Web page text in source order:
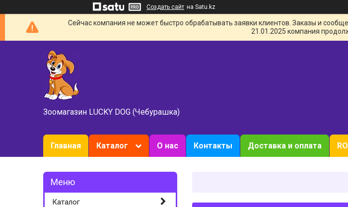
Создать сайт на Satu.kz
Сейчас компания не может быстро обрабатывать заявки клиентов. Заказы и
21.01.2025 компания
Зоомагазин LUCKY DOG (Чебурашка)
Главная Каталог О нас Контакты Доставка и оплата
Каталог